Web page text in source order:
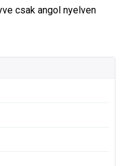
csak angol nyelven